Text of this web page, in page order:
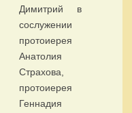
Димитрий в
сослужении
протоиерея
Анатолия
Страхова,
протоиерея
Геннадия